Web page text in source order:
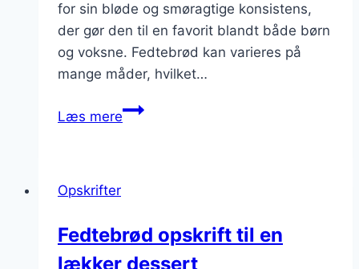
for sin bløde og smøragtige konsistens,
der gør den til en favorit blandt både børn
og voksne. Fedtebrød kan varieres på
mange måder, hvilket…
Læs mereFedtebrød
Opskrifter
Fedtebrød opskrift til en
lækker dessert